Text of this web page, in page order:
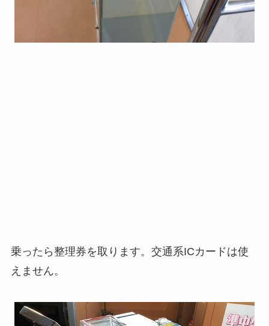
乗ったら整理券を取ります。交通系ICカードは使
えません。